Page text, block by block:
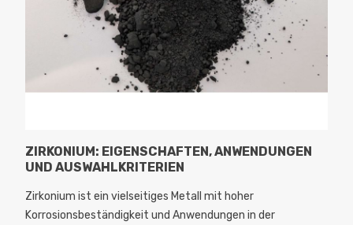
ZIRKONIUM: EIGENSCHAFTEN, ANWENDUNGEN
UND AUSWAHLKRITERIEN
Zirkonium ist ein vielseitiges Metall mit hoher
Korrosionsbeständigkeit und Anwendungen in der